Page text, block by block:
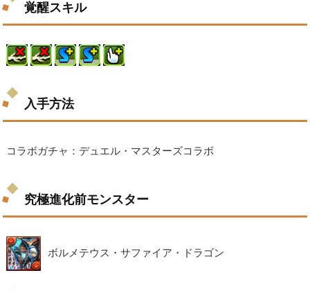
覚醒スキル
入手方法
コラボガチャ：デュエル・マスターズコラボ
究極進化前モンスター
ボルメテウス・サファイア・ドラゴン